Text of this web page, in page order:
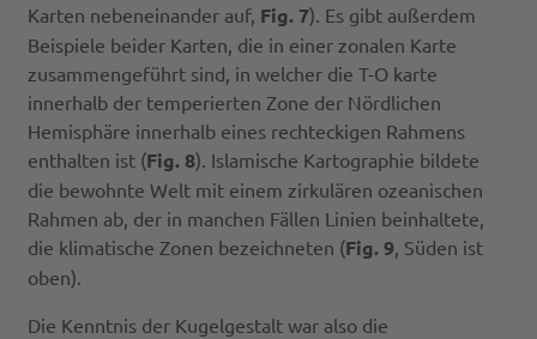
Karten nebeneinander auf, Fig. 7). Es gibt außerdem
Beispiele beider Karten, die in einer zonalen Karte
zusammengeführt sind, in welcher die T-O karte
innerhalb der temperierten Zone der Nördlichen
Hemisphäre innerhalb eines rechteckigen Rahmens
enthalten ist (Fig. 8). Islamische Kartographie bildete
die bewohnte Welt mit einem zirkulären ozeanischen
Rahmen ab, der in manchen Fällen Linien beinhaltete,
die klimatische Zonen bezeichneten (Fig. 9 , Süden ist
oben).
Die Kenntnis der Kugelgestalt war also die